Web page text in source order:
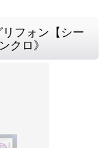
フォン【シー
クロ》